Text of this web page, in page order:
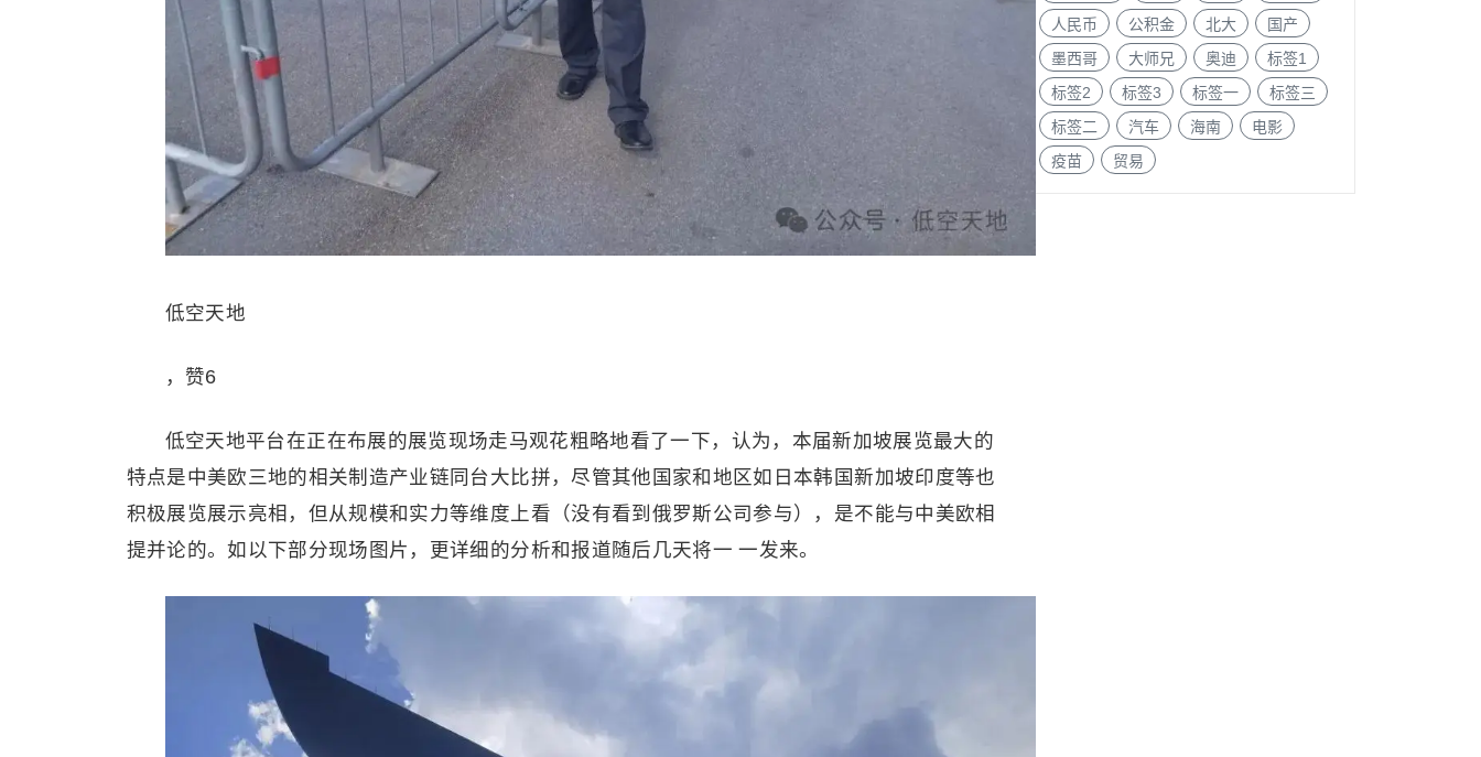
低空天地
，赞6
低空天地平台在正在布展的展览现场走马观花粗略地看了一下，认为，本届新加坡展览最大的
特点是中美欧三地的相关制造产业链同台大比拼，尽管其他国家和地区如日本韩国新加坡印度等也
积极展览展示亮相，但从规模和实力等维度上看（没有看到俄罗斯公司参与），是不能与中美欧相
提并论的。如以下部分现场图片，更详细的分析和报道随后几天将一 一发来。
人民币
公积金 北大
国产
墨西哥
大师兄 奥迪
标签1
标签2
标签3 标签一
标签三
标签二
汽车 海南
电影
疫苗
贸易